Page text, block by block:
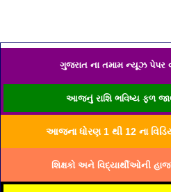
ગુજરાત ના તમામ ન્યૂઝ પેપર
આજનું રાશિ ભવિષ્ય ફળ
આજના ધોરણ 1 થી 12 ના
શિક્ષકો અને વિદ્યાર્થીઓની